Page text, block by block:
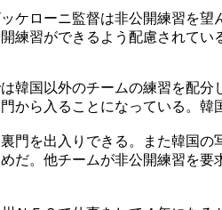
ケローニ監督は非公開練習を
練習ができるよう配慮されてい
韓国以外のチームの練習を配
から入ることになっている。
門を出入りできる。また韓国
だ。他チームが非公開練習を